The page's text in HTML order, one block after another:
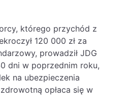
którego przychód z
120 000 zł za
prowadził JDG
dni w poprzednim roku,
na ubezpieczenia
zdrowotną opłaca się w